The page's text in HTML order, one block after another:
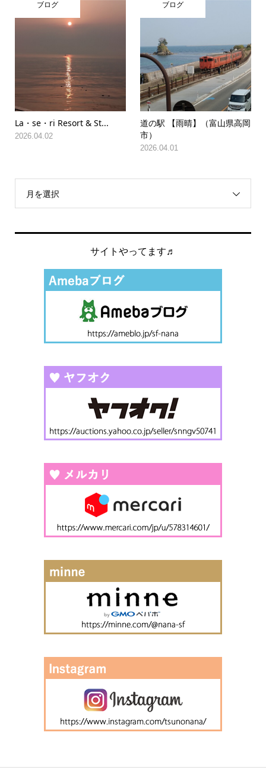
ブログ
La・se・ri Resort & St...
2026.04.02
ブログ
道の駅 【雨晴】（富山県高岡
市）
2026.04.01
月を選択
サイトやってます♬